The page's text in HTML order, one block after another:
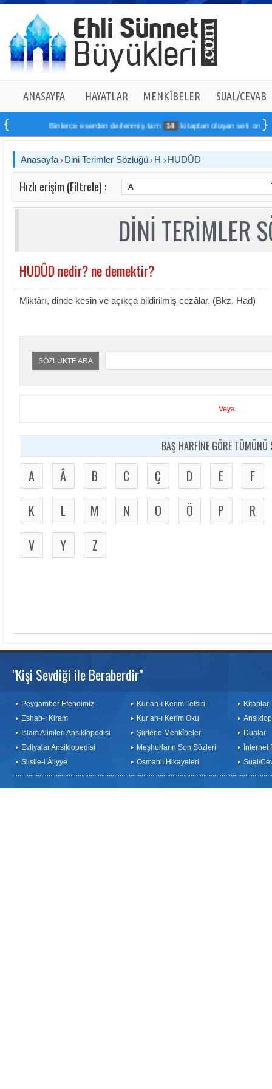
ANASAYFA HAYATLAR MENKÎBELER SUAL/CEVAB
Binlerce eserden derlenmiş tam 14 kitaptan oluşan seti online
Anasayfa Dini Terimler Sözlüğü H HUDÛD
Hızlı erişim (Filtrele) :
DİNİ TERİMLER
HUDÛD nedir? ne demektir?
Miktârı, dinde kesin ve açıkça bildirilmiş cezâlar. (Bkz. Had)
SÖZLÜKTE ARA
Veya
BAŞ HARFİNE GÖRE TÜMÜNÜ
A Â B C Ç D E
F
K
L M N O Ö P
R
V
Y Z
"Kişi Sevdiği ile Beraberdir"
Peygamber Efendimiz
Eshab-ı Kiram
İslam Alimleri Ansiklopedisi
Evliyalar Ansiklopedisi
Silsile-i Âliyye
Kur’an-ı Kerim Tefsiri
Kur’an-ı Kerim Oku
Şiirlerle Menkîbeler
Meşhurların Son Sözleri
Osmanlı Hikayeleri
Kitaplar
Dualar
İnternet
Sual/